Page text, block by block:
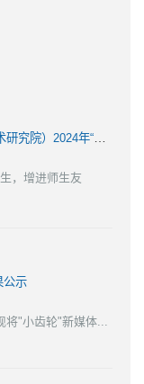
，增进师生友
公示
"小齿轮"新媒体...